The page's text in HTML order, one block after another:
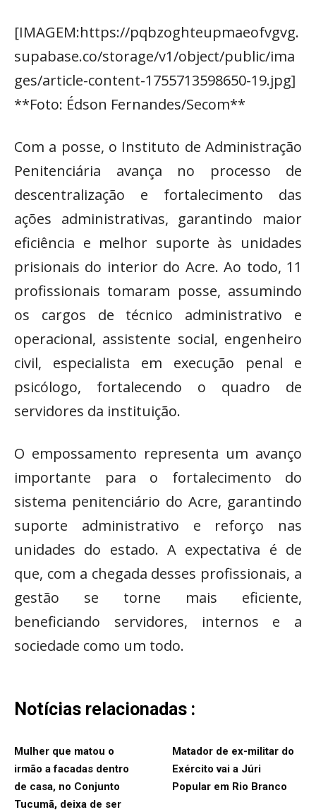
[IMAGEM:https://pqbzoghteupmaeofvgvg.
supabase.co/storage/v1/object/public/ima
ges/article-content-1755713598650-19.jpg]
**Foto: Édson Fernandes/Secom**
Com a posse, o Instituto de Administração
Penitenciária avança no processo de
descentralização e fortalecimento das
ações administrativas, garantindo maior
eficiência e melhor suporte às unidades
prisionais do interior do Acre. Ao todo, 11
profissionais tomaram posse, assumindo
os cargos de técnico administrativo e
operacional, assistente social, engenheiro
civil, especialista em execução penal e
psicólogo, fortalecendo o quadro de
servidores da instituição.
O empossamento representa um avanço
importante para o fortalecimento do
sistema penitenciário do Acre, garantindo
suporte administrativo e reforço nas
unidades do estado. A expectativa é de
que, com a chegada desses profissionais, a
gestão se torne mais eficiente,
beneficiando servidores, internos e a
sociedade como um todo.
Notícias relacionadas :
Mulher que matou o
irmão a facadas dentro
de casa, no Conjunto
Tucumã, deixa de ser
Matador de ex-militar do
Exército vai a Júri
Popular em Rio Branco